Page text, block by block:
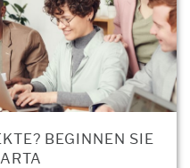
BEGINNEN SIE